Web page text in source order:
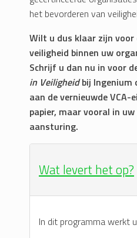
het bevorderen van
Wilt u dus klaar zijn
veiligheid binnen uw
Schrijf u dan nu in voor
in Veiligheidbij Ingenium
aan de vernieuwde VCA-
papier, maar vooral in
aansturing.
Wat levert het op?
In dit programma werkt